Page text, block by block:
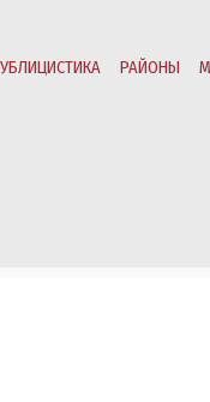
РАЙОНЫ